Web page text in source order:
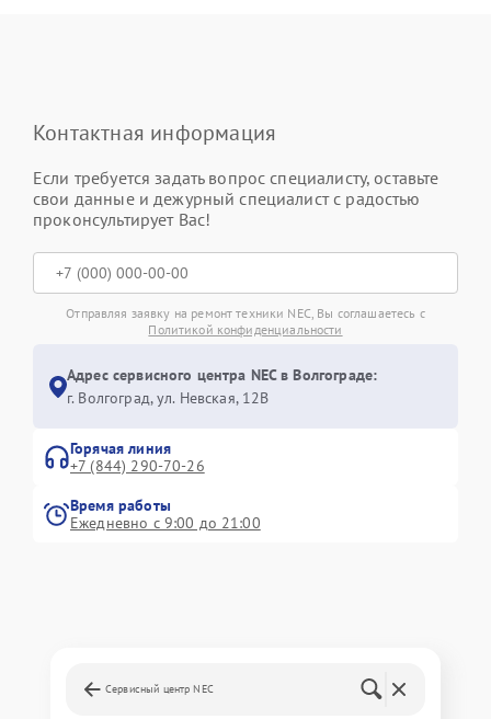
Контактная информация
Если требуется задать вопрос специалисту, оставьте
свои данные и дежурный специалист с радостью
проконсультирует Вас!
Отправляя заявку на ремонт техники NEC, Вы соглашаетесь с
Политикой конфиденциальности
Адрес сервисного центра NEC в Волгограде:
г. Волгоград, ул. Невская, 12В
Горячая линия
+7 (844) 290-70-26
Время работы
Ежедневно с 9:00 до 21:00
Сервисный центр NEC